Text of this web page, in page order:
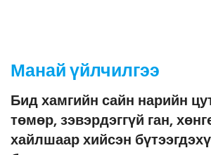
Манай үйлчилгээ
Бид хамгийн сайн нарийн
төмөр, зэвэрдэггүй ган,
хайлшаар хийсэн